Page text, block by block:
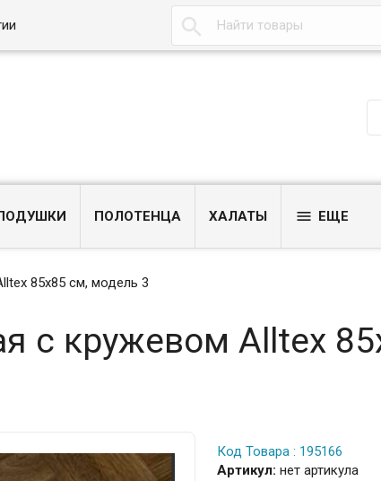

ПОЛОТЕНЦА ХАЛАТЫ  ЕЩЕ
85х85 см, модель 3
с кружевом Alltex
Код Товара : 195166
Артикул: нет артикула